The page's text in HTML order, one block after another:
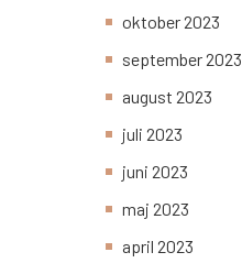
oktober 2023
september 2023
august 2023
juli 2023
juni 2023
maj 2023
april 2023